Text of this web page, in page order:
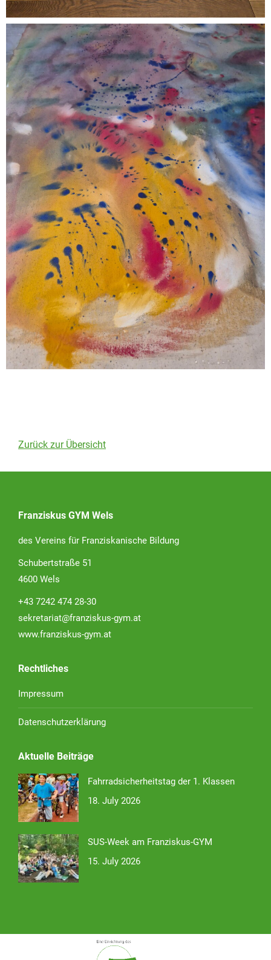
Zurück zur Übersicht
Franziskus GYM Wels
des Vereins für Franziskanische Bildung
Schubertstraße 51
4600 Wels
+43 7242 474 28-30
sekretariat@franziskus-gym.at
www.franziskus-gym.at
Rechtliches
Impressum
Datenschutzerklärung
Aktuelle Beiträge
Fahrradsicherheitstag der 1. Klassen
18. July 2026
SUS-Week am Franziskus-GYM
15. July 2026